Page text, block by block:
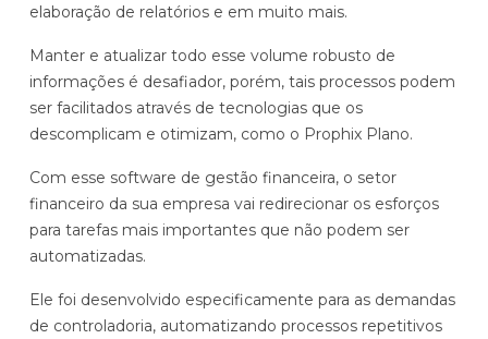
elaboração de relatórios e em muito mais.
Manter e atualizar todo esse volume robusto de
informações é desafiador, porém, tais processos podem
ser facilitados através de tecnologias que os
descomplicam e otimizam, como o Prophix Plano.
Com esse software de gestão financeira, o setor
financeiro da sua empresa vai redirecionar os esforços
para tarefas mais importantes que não podem ser
automatizadas.
Ele foi desenvolvido especificamente para as demandas
de controladoria, automatizando processos repetitivos